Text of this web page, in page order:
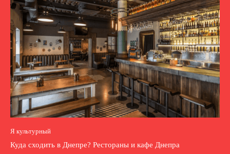
Я культурный
Куда сходить в Днепре? Рестораны и кафе Днепра